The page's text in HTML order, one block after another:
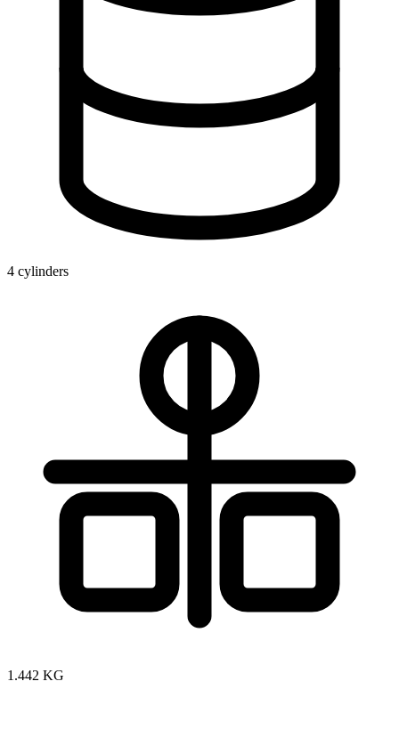
4 cylinders
1.442 KG